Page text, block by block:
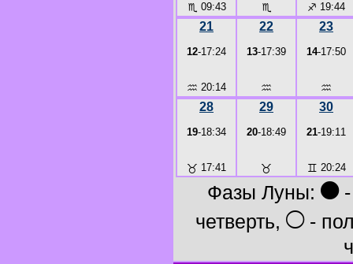
♏ 09:43 ♏ ♐ 19:44
21
12-17:24
♒ 20:14
22
13-17:39
♒
23
14-17:50
♒
28
19-18:34
♉ 17:41
29
20-18:49
♉
30
21-19:11
♊ 20:24
Фазы Луны: ●-
четверть, ○-